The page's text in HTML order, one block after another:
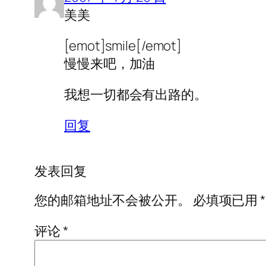
美美
[emot]smile[/emot]
慢慢来吧，加油
我想一切都会有出路的。
回复
发表回复
您的邮箱地址不会被公开。
必填项已用*
评论*